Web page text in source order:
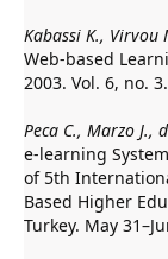
Kabassi K., Virvou
Web-based
2003. Vol. 6, no.
Peсa C., Marzo J.,
e-learning
of 5th
Based Higher
Turkey. May